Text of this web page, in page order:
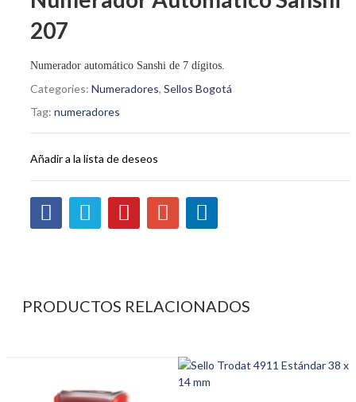
207
Numerador automático Sanshi de 7 dígitos.
Categories: Numeradores, Sellos Bogotá
Tag: numeradores
Añadir a la lista de deseos
PRODUCTOS RELACIONADOS